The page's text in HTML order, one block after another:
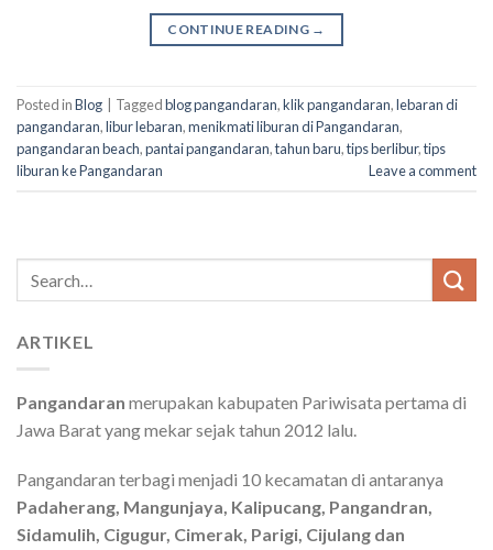
CONTINUE READING →
Posted inBlog Taggedblog pangandaran,klik pangandaran,lebaran di
pangandaran,libur lebaran,menikmati liburan di Pangandaran,
pangandaran beach,pantai pangandaran,tahun baru,tips berlibur,tips
liburan ke Pangandaran
Leave a comment
ARTIKEL
Pangandaran merupakan kabupaten Pariwisata pertama di
Jawa Barat yang mekar sejak tahun 2012 lalu.
Pangandaran terbagi menjadi 10 kecamatan di antaranya
Padaherang, Mangunjaya, Kalipucang, Pangandran,
Sidamulih, Cigugur, Cimerak, Parigi, Cijulang dan